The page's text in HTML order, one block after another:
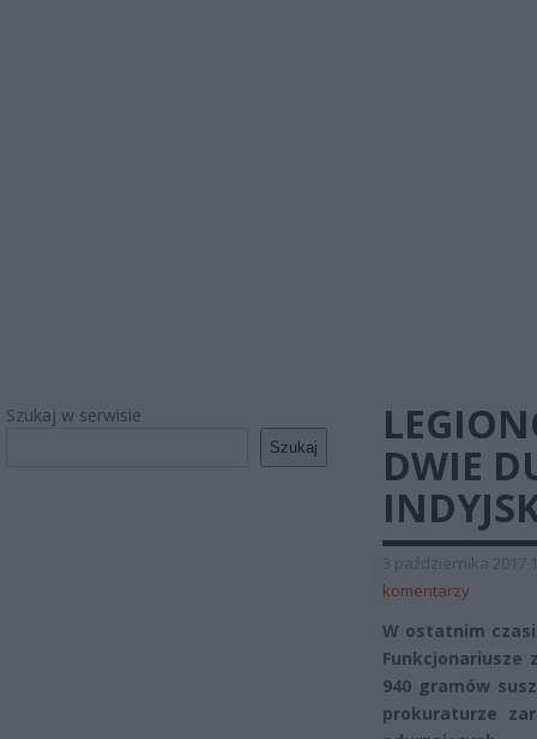
Szukaj w serwisie
Szukaj
DWIE
3 października 2017
komentarzy
W ostatnim
Funkcjonariusze
940 gramów
prokuraturze